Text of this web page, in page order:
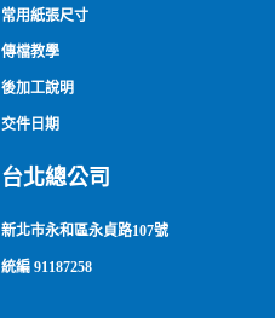
常用紙張尺寸
傳檔教學
後加工說明
交件日期
台北總公司
新北市永和區永貞路107號
統編 91187258